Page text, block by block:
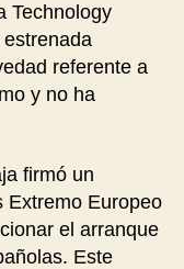
Technology
referente a
y no ha
firmó un
Extremo Europeo
el arranque
Este